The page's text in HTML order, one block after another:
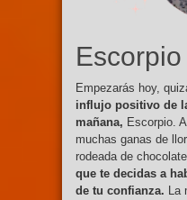
Escorpio
Empezarás hoy,
influjo positivo de
mañana, Escorpio.
muchas ganas de
rodeada de
que te decidas a
de tu confianza. La